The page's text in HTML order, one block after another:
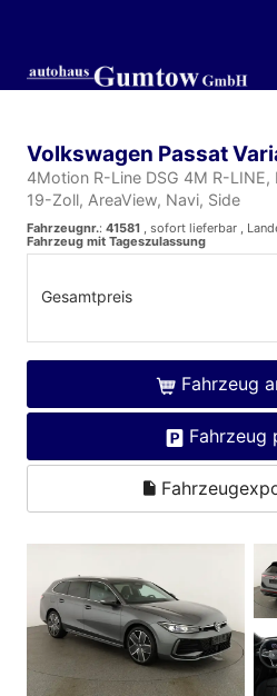
Volkswagen Passat
4Motion R-Line DSG 4M R-LINE,
19-Zoll, AreaView, Navi, Side
Fahrzeugnr.: 41581 , sofort lieferbar ,
Fahrzeug mit Tageszulassung
Gesamtpreis
Fahrzeug
Fahrzeug